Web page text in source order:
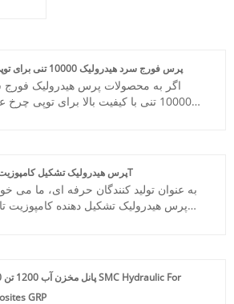
پرس فورج سرد هیدرولیک 10000 تنی برای توپی چرخ
اگر به محصولات پرس هیدرولیک فورج
10000 تنی با کیفیت بالا برای توپی چرخ
شماره مورد: TT-LM10000T
پرداخت: T/T، L/C
مبدا محصول:
زمان تحویل: حدود 8 ماه
پرس هیدرولیک تشکیل کامپوزیت 1200T
به عنوان تولید کنندگان حرفه ای، ما می
پرس هیدرولیک تشکیل دهنده کامپوزیت
داخلی و خارج از کشور است.
شماره کالا: TT-LM1200T
GRP